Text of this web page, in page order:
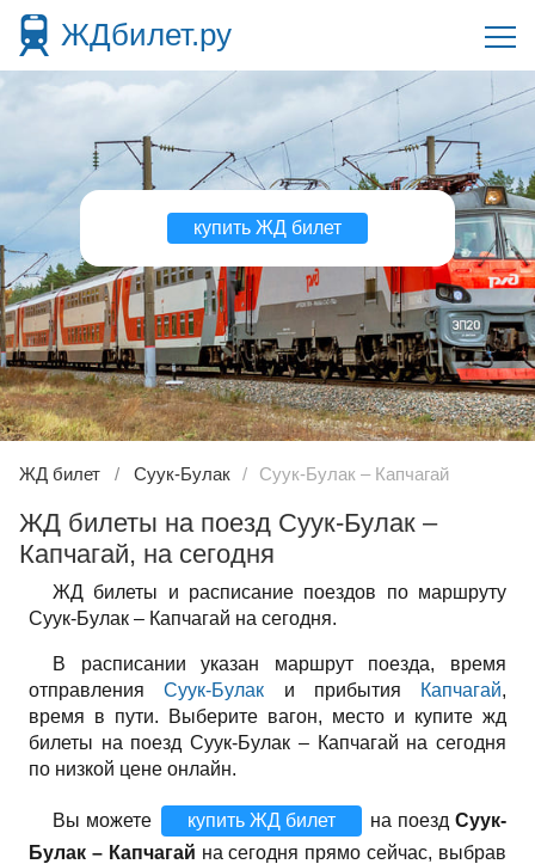
ЖДбилет.ру
купить ЖД билет
ЖД билет Суук-Булак Суук-Булак – Капчагай
ЖД билеты на поезд Суук-Булак –
Капчагай, на сегодня
ЖД билеты и расписание поездов по маршруту
Суук-Булак – Капчагай на сегодня.
В расписании указан маршрут поезда, время
отправленияСуук-Булак и прибытия Капчагай,
время в пути. Выберите вагон, место и купите жд
билеты на поезд Суук-Булак – Капчагай на сегодня
по низкой цене онлайн.
Вы можете купить ЖД билет на поездСуук-
Булак – Капчагай на сегодня прямо сейчас, выбрав